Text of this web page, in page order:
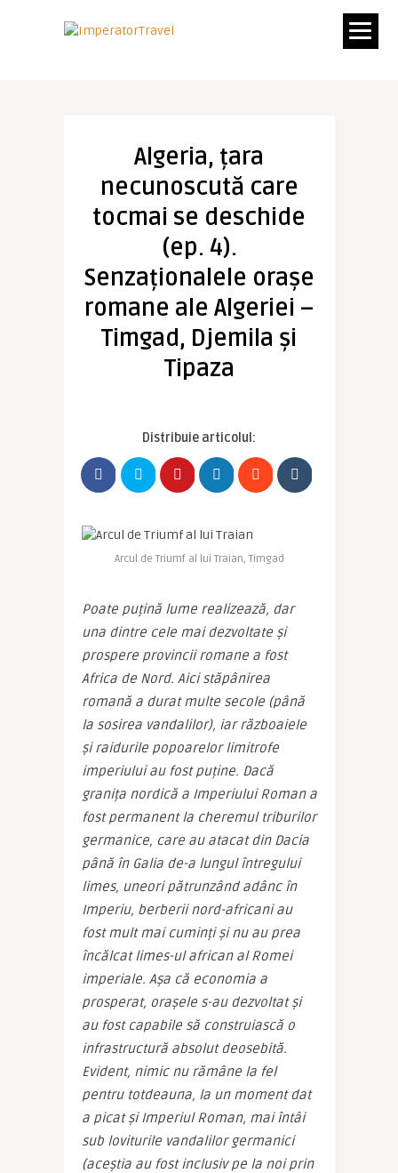
Algeria, țara
necunoscută care
tocmai se deschide
(ep. 4).
Senzaționalele orașe
romane ale Algeriei –
Timgad, Djemila și
Tipaza
Distribuie articolul:
Arcul de Triumf al lui Traian, Timgad
Poate puțină lume realizează, dar
una dintre cele mai dezvoltate și
prospere provincii romane a fost
Africa de Nord. Aici stăpânirea
romană a durat multe secole (până
la sosirea vandalilor), iar războaiele
și raidurile popoarelor limitrofe
imperiului au fost puține. Dacă
granița nordică a Imperiului Roman a
fost permanent la cheremul triburilor
germanice, care au atacat din Dacia
până în Galia de-a lungul întregului
limes, uneori pătrunzând adânc în
Imperiu, berberii nord-africani au
fost mult mai cuminți și nu au prea
încălcat limes-ul african al Romei
imperiale. Așa că economia a
prosperat, orașele s-au dezvoltat și
au fost capabile să construiască o
infrastructură absolut deosebită.
Evident, nimic nu rămâne la fel
pentru totdeauna, la un moment dat
a picat și Imperiul Roman, mai întâi
sub loviturile vandalilor germanici
(aceștia au fost inclusiv pe la noi prin